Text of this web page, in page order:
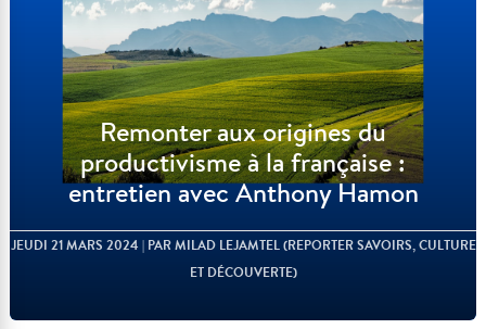
Remonter aux origines du
productivisme à la française :
entretien avec Anthony Hamon
JEUDI 21 MARS 2024 | PAR MILAD LEJAMTEL (REPORTER SAVOIRS, CULTURE
ET DÉCOUVERTE)